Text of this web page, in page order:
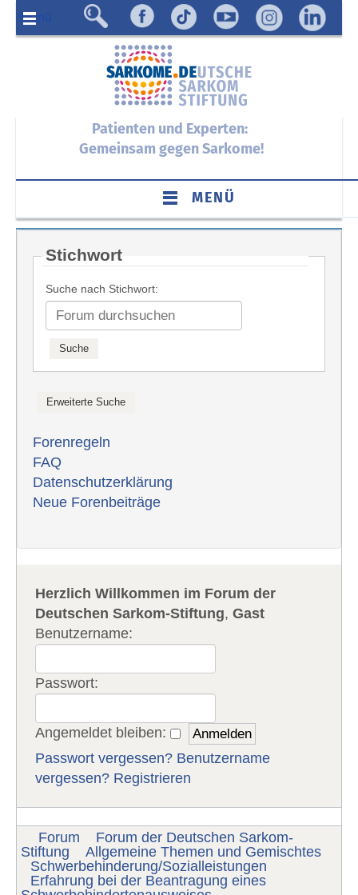
Menü
Patienten und Experten:
Gemeinsam gegen Sarkome!
MENÜ
Stichwort
Suche nach Stichwort:
Forenregeln
FAQ
Datenschutzerklärung
Neue Forenbeiträge
Herzlich Willkommen im Forum der
Deutschen Sarkom-Stiftung,Gast
Benutzername:
Passwort:
Angemeldet bleiben:
Passwort vergessen? Benutzername
vergessen? Registrieren
Forum
Forum der Deutschen Sarkom-
Stiftung
Allgemeine Themen und Gemischtes
Schwerbehinderung/Sozialleistungen
Erfahrung bei der Beantragung eines